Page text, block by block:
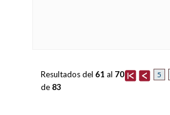
5
Resultados del 61 al 70
de 83